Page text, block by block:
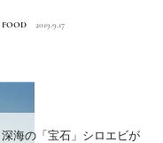
FOOD 2019.9.17
深海の「宝石」シロエビが